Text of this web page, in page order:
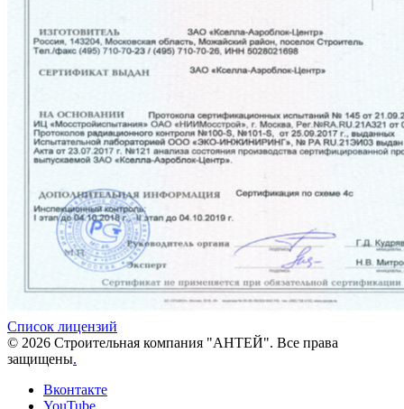
Список лицензий
© 2026 Строительная компания "АНТЕЙ". Все права
защищены.
Вконтакте
YouTube